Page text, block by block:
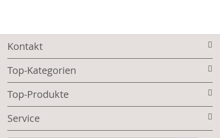
Kontakt
Top-Kategorien
Top-Produkte
Service